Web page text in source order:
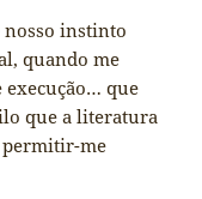
nosso instinto
quando me
execução… que
que a literatura
permitir-me